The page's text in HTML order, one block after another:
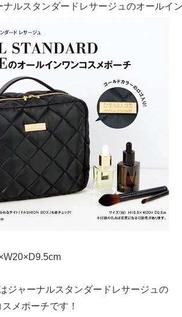
ナルスタンダードレサージュのオールイ
ジャーナルスタンダードレサージュの
メポーチです！